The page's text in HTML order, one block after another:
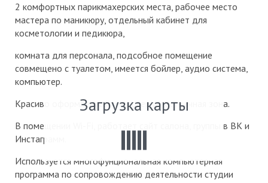
2 комфортных парикмахерских места, рабочее место
мастера по маникюру, отдельный кабинет для
косметологии и педикюра,
комната для персонала, подсобное помещение
совмещено с туалетом, имеется бойлер, аудио система,
компьютер.
Красиво оформленный интерьер и лестничная зона.
В помещении Wi-Fi, работает сайт салона, группы в ВК и
Инстаграмм.
Используется многофунциональная компьютерная
программа по сопровождению деятельности студии
Загрузка карты